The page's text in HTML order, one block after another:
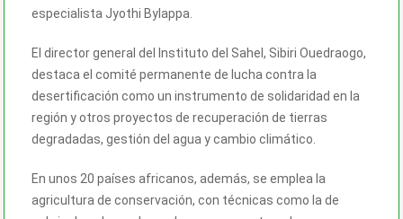
especialista Jyothi Bylappa.
El director general del Instituto del Sahel, Sibiri Ouedraogo,
destaca el comité permanente de lucha contra la
desertificación como un instrumento de solidaridad en la
región y otros proyectos de recuperación de tierras
degradadas, gestión del agua y cambio climático.
En unos 20 países africanos, además, se emplea la
agricultura de conservación, con técnicas como la de